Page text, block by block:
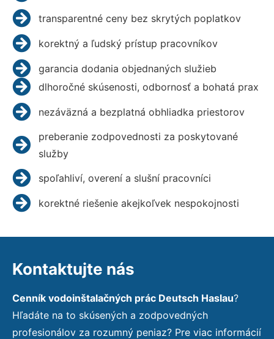
transparentné ceny bez skrytých poplatkov
korektný a ľudský prístup pracovníkov
garancia dodania objednaných služieb
dlhoročné skúsenosti, odbornosť a bohatá prax
nezáväzná a bezplatná obhliadka priestorov
preberanie zodpovednosti za poskytované
služby
spoľahliví, overení a slušní pracovníci
korektné riešenie akejkoľvek nespokojnosti
Kontaktujte nás
Cenník vodoinštalačných prác Deutsch Haslau?
Hľadáte na to skúsených a zodpovedných
profesionálov za rozumný peniaz? Pre viac informácií